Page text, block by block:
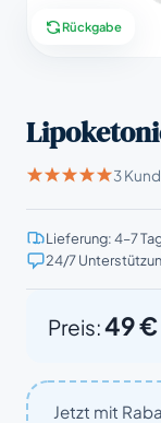
Rückgabe
3
Lieferung: 4–7
24/7
Preis:49 €
Jetzt mit